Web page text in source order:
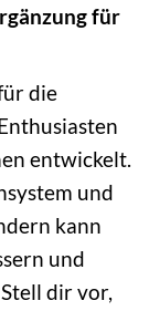
für
die
entwickelt.
und
kann
und
dir vor,